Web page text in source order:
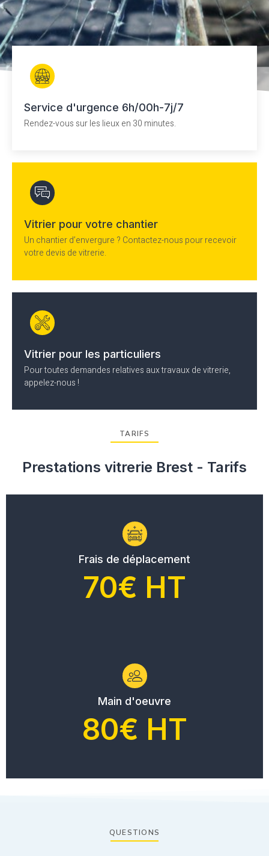
Service d'urgence 6h/00h-7j/7
Rendez-vous sur les lieux en 30 minutes.
Vitrier pour votre chantier
Un chantier d’envergure ? Contactez-nous pour recevoir
votre devis de vitrerie.
Vitrier pour les particuliers
Pour toutes demandes relatives aux travaux de vitrerie,
appelez-nous !
TARIFS
Prestations vitrerie Brest - Tarifs
Frais de déplacement
70€ HT
Main d'oeuvre
80€ HT
QUESTIONS